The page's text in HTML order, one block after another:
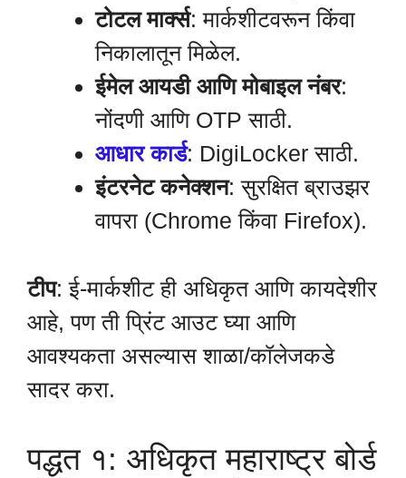
टोटल मार्क्स: मार्कशीटवरून किंवा
निकालातून मिळेल.
ईमेल आयडी आणि मोबाइल नंबर:
नोंदणी आणि OTP साठी.
आधार कार्ड: DigiLocker साठी.
इंटरनेट कनेक्शन: सुरक्षित ब्राउझर
वापरा (Chrome किंवा Firefox).
टीप: ई-मार्कशीट ही अधिकृत आणि कायदेशीर
आहे, पण ती प्रिंट आउट घ्या आणि
आवश्यकता असल्यास शाळा/कॉलेजकडे
सादर करा.
पद्धत १: अधिकृत महाराष्ट्र बोर्ड